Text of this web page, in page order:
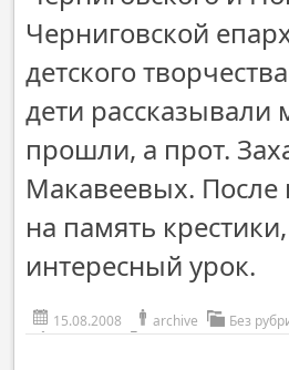
Черниговской
детского
дети рассказывали
прошли, а прот.
Макавеевых. После
на память
интересный урок.
15.08.2008 archive Без